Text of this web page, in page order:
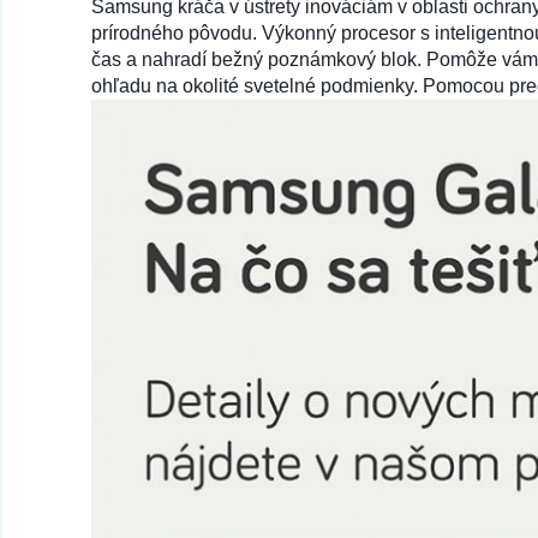
79 na sklade
Samsung kráča v ústrety inováciám v oblasti
prírodného pôvodu. Výkonný procesor s
čas a nahradí bežný poznámkový blok. Pomôže
ohľadu na okolité svetelné podmienky. Pomocou